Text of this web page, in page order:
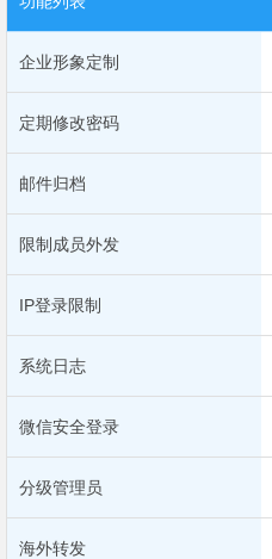
企业形象定制
定期修改密码
邮件归档
限制成员外发
IP登录限制
系统日志
微信安全登录
分级管理员
海外转发